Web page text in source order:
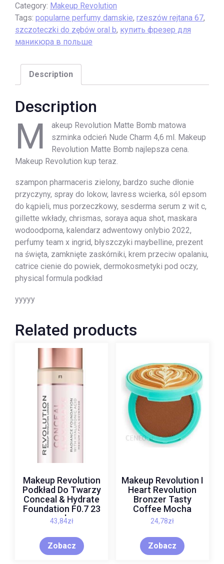
Category: Makeup Revolution
Tags: popularne perfumy damskie, rzeszów rejtana 67,
szczoteczki do zębów oral b, купить фрезер для
маникюра в польше
Description
Description
M
akeup Revolution Matte Bomb matowa
szminka odcień Nude Charm 4,6 ml. Makeup
Revolution Matte Bomb najlepsza cena.
Makeup Revolution kup teraz.
szampon pharmaceris zielony, bardzo suche dłonie
przyczyny, spray do lokow, lavress wcierka, sól epsom
do kąpieli, mus porzeczkowy, sesderma serum z wit c,
gillette wkłady, chrismas, soraya aqua shot, maskara
wodoodporna, kalendarz adwentowy onlybio 2022,
perfumy team x ingrid, błyszczyki maybelline, prezent
na święta, zamknięte zaskórniki, krem przeciw opalaniu,
catrice cienie do powiek, dermokosmetyki pod oczy,
physical formula podkład
yyyyy
Related products
Makeup Revolution
Podkład Do Twarzy
Conceal & Hydrate
Foundation F0.7 23
ml
43,84zł
Zobacz
Makeup Revolution I
Heart Revolution
Bronzer Tasty
Coffee Mocha
24,78zł
Zobacz